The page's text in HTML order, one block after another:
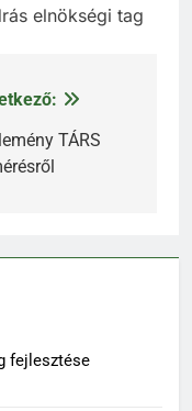
elnökségi tag
TÁRS
fejlesztése